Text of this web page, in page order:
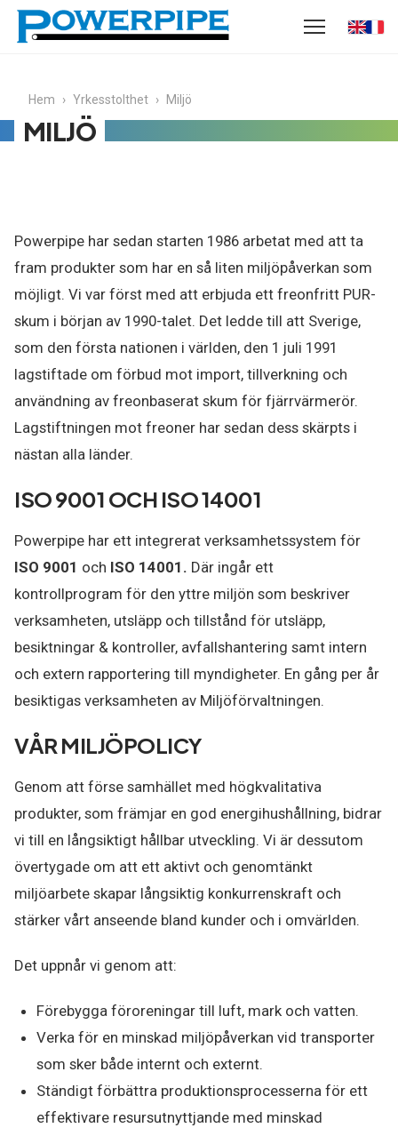
Hem › Yrkesstolthet › Miljö
MILJÖ
Powerpipe har sedan starten 1986 arbetat med att ta
fram produkter som har en så liten miljöpåverkan som
möjligt. Vi var först med att erbjuda ett freonfritt PUR-
skum i början av 1990-talet. Det ledde till att Sverige,
som den första nationen i världen, den 1 juli 1991
lagstiftade om förbud mot import, tillverkning och
användning av freonbaserat skum för fjärrvärmerör.
Lagstiftningen mot freoner har sedan dess skärpts i
nästan alla länder.
ISO 9001 OCH ISO 14001
Powerpipe har ett integrerat verksamhetssystem för
ISO 9001 och ISO 14001. Där ingår ett
kontrollprogram för den yttre miljön som beskriver
verksamheten, utsläpp och tillstånd för utsläpp,
besiktningar & kontroller, avfallshantering samt intern
och extern rapportering till myndigheter. En gång per år
besiktigas verksamheten av Miljöförvaltningen.
VÅR MILJÖPOLICY
Genom att förse samhället med högkvalitativa
produkter, som främjar en god energihushållning, bidrar
vi till en långsiktigt hållbar utveckling. Vi är dessutom
övertygade om att ett aktivt och genomtänkt
miljöarbete skapar långsiktig konkurrenskraft och
stärker vårt anseende bland kunder och i omvärlden.
Det uppnår vi genom att:
Förebygga föroreningar till luft, mark och vatten.
Verka för en minskad miljöpåverkan vid transporter
som sker både internt och externt.
Ständigt förbättra produktionsprocesserna för ett
effektivare resursutnyttjande med minskad